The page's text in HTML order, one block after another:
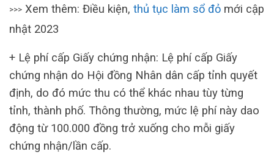
>>> Xem thêm: Điều kiện, thủ tục làm sổ đỏ mới cập
nhật 2023
+ Lệ phí cấp Giấy chứng nhận: Lệ phí cấp Giấy
chứng nhận do Hội đồng Nhân dân cấp tỉnh quyết
định, do đó mức thu có thể khác nhau tùy từng
tỉnh, thành phố. Thông thường, mức lệ phí này dao
động từ 100.000 đồng trở xuống cho mỗi giấy
chứng nhận/lần cấp.